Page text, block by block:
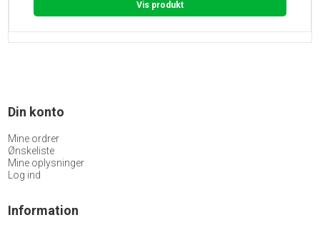
Vis produkt
Din konto
Mine ordrer
Ønskeliste
Mine oplysninger
Log ind
Information